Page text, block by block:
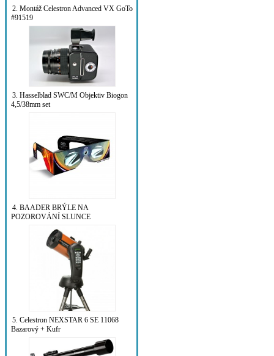
2. Montáž Celestron Advanced VX GoTo
#91519
3. Hasselblad SWC/M Objektiv Biogon
4,5/38mm set
4. BAADER BRÝLE NA
POZOROVÁNÍ SLUNCE
5. Celestron NEXSTAR 6 SE 11068
Bazarový + Kufr